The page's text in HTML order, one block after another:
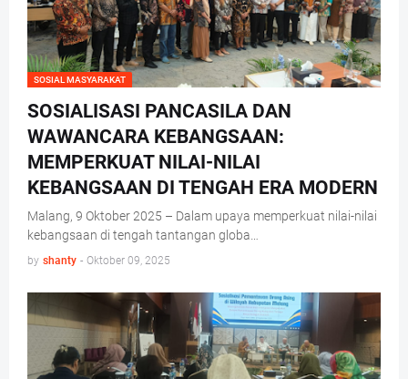
SOSIAL MASYARAKAT
SOSIALISASI PANCASILA DAN
WAWANCARA KEBANGSAAN:
MEMPERKUAT NILAI-NILAI
KEBANGSAAN DI TENGAH ERA MODERN
Malang, 9 Oktober 2025 – Dalam upaya memperkuat nilai-nilai
kebangsaan di tengah tantangan globa…
by shanty - Oktober 09, 2025